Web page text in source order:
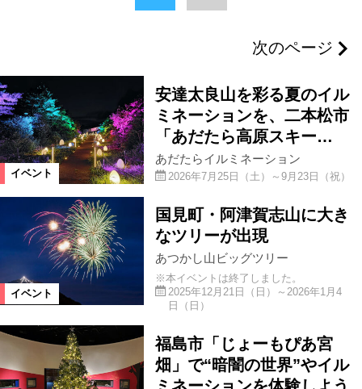
県北エリア
県中エリア 白河市 県南エリア
富岡町 浜通りエリア いわき市
本宮市 川俣町 飯舘村
会津若松市 湯川村 会津坂下町
絞り込む
次のページ
イベント
安達太良山を彩る夏のイル
ミネーションを、二本松市
「あだたら高原スキー…
あだたらイルミネーション
2026年7月25日（土）～9月23日（祝）
イベント
国見町・阿津賀志山に大き
なツリーが出現
あつかし山ビッグツリー
※本イベントは終了しました。
2025年12月21日（日）～2026年1月4
日（日）
福島市「じょーもぴあ宮
畑」で“暗闇の世界”やイル